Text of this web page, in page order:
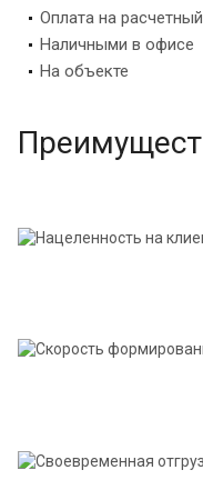
Оплата на
Наличными в офисе
На объекте